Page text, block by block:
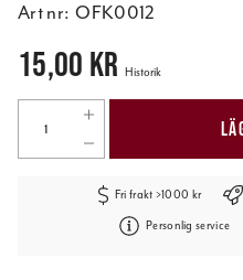
Art nr: OFK0012
Pris: 15,00 kr
15,00 kr Historik
Fri frakt >1000 kr
Personlig service